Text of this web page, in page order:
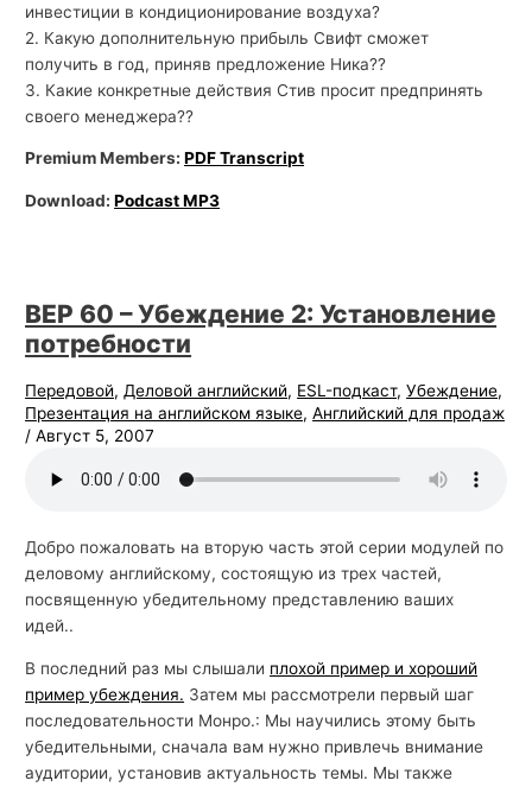
инвестиции в кондиционирование воздуха?
2. Какую дополнительную прибыль Свифт сможет
получить в год, приняв предложение Ника??
3. Какие конкретные действия Стив просит предпринять
своего менеджера??
Premium Members:PDF Transcript
Download:Podcast MP3
BEP 60 – Убеждение 2: Установление
потребности
Передовой, Деловой английский, ESL-подкаст,Убеждение,
Презентация на английском языке,Английский для продаж
/Август 5, 2007
Добро пожаловать на вторую часть этой серии модулей по
деловому английскому, состоящую из трех частей,
посвященную убедительному представлению ваших
идей..
В последний раз мы слышали плохой пример и хороший
пример убеждения. Затем мы рассмотрели первый шаг
последовательности Монро.: Мы научились этому быть
убедительными, сначала вам нужно привлечь внимание
аудитории, установив актуальность темы. Мы также